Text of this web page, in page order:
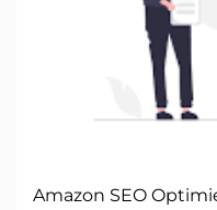
Amazon SEO